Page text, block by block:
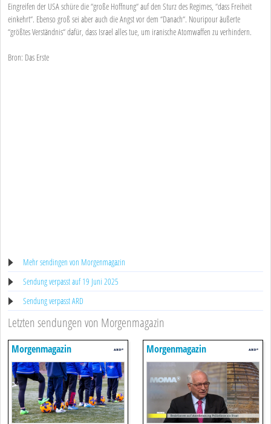
Eingreifen der USA schüre die “große Hoffnung“ auf den Sturz des Regimes, “dass Freiheit
einkehrt“. Ebenso groß sei aber auch die Angst vor dem “Danach“. Nouripour äußerte
“größtes Verständnis“ dafür, dass Israel alles tue, um iranische Atomwaffen zu verhindern.
Bron: Das Erste
Mehr sendingen von Morgenmagazin
Sendung verpasst auf 19 Juni 2025
Sendung verpasst ARD
Letzten sendungen von Morgenmagazin
Morgenmagazin Morgenmagazin